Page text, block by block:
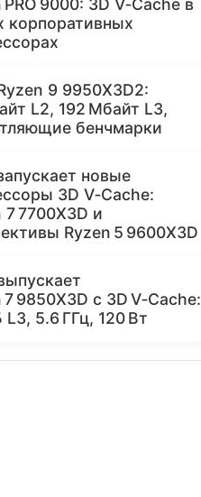
корпоративных
9 9950X3D2:
L2, 192 Мбайт L3,
бенчмарки
новые
3D V‑Cache:
7 7700X3D и
Ryzen 5 9600X3D
7 9850X3D с 3D V‑Cache:
5.6 ГГц, 120 Вт